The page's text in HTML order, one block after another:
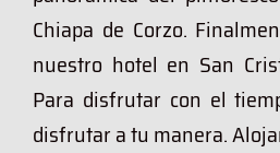
Chiapa de Corzo.
nuestro hotel en San
Para disfrutar con el
disfrutar a tu manera.